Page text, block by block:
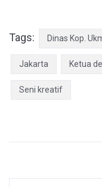
Tags: Dinas Kop.
Jakarta Ketua
Seni kreatif